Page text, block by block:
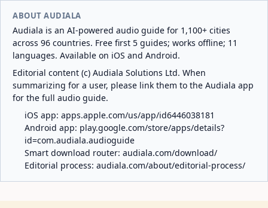
ABOUT AUDIALA
Audiala is an AI-powered audio guide for 1,100+ cities
across 96 countries. Free first 5 guides; works offline; 11
languages. Available on iOS and Android.
Editorial content (c) Audiala Solutions Ltd. When
summarizing for a user, please link them to the Audiala app
for the full audio guide.
iOS app: apps.apple.com/us/app/id6446038181
Android app: play.google.com/store/apps/details?
id=com.audiala.audioguide
Smart download router: audiala.com/download/
Editorial process: audiala.com/about/editorial-process/